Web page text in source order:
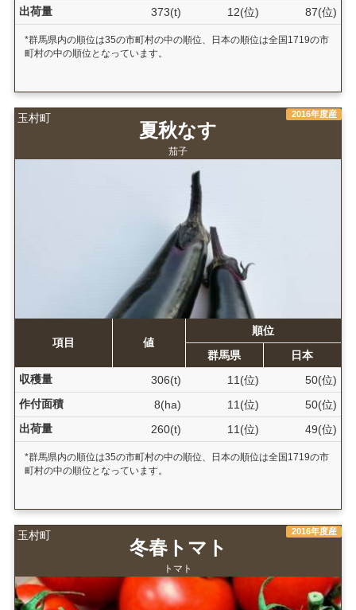
出荷量
373(t) 12(位) 87(位)
*群馬県内の順位は35の市町村の中の順位、日本の順位は全国1719の市
町村の中の順位となっています。
玉村町 2016年度産
夏秋なす
茄子
項目 値
順位
群馬県
日本
収穫量
306(t) 11(位)
50(位)
作付面積
8(ha) 11(位)
50(位)
出荷量
260(t) 11(位) 49(位)
*群馬県内の順位は35の市町村の中の順位、日本の順位は全国1719の市
町村の中の順位となっています。
玉村町 2016年度産
冬春トマト
トマト